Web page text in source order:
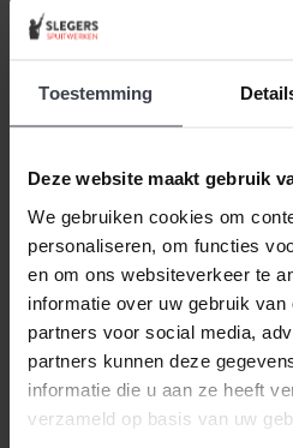
Toestemming
Deze website maakt gebruik
We gebruiken cookies om
personaliseren, om functies
en om ons websiteverkeer te
informatie over uw gebruik
partners voor social media,
partners kunnen deze
informatie die u aan ze heeft
verzameld op basis van uw
wij de prijzen laag.
of latexspuiten? Ook dat
houden wij ons aan de
de dag dat uw offerte
prijsverhogingen van
of aannemers. Op zoek
een goede prijs, laat dan je
spuitwerk voordelig op
Gewoon bij u thuis, voor
Spuitwerken prijs.